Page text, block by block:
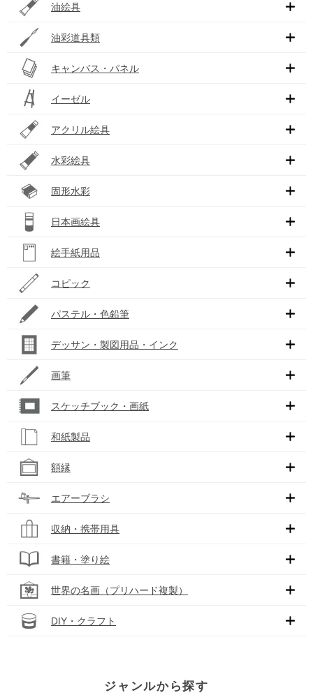
油絵具
油彩道具類
キャンバス・パネル
イーゼル
アクリル絵具
水彩絵具
固形水彩
日本画絵具
絵手紙用品
コピック
パステル・色鉛筆
デッサン・製図用品・インク
画筆
スケッチブック・画紙
和紙製品
額縁
エアーブラシ
収納・携帯用具
書籍・塗り絵
世界の名画（プリハード複製）
DIY・クラフト
ジャンルから探す